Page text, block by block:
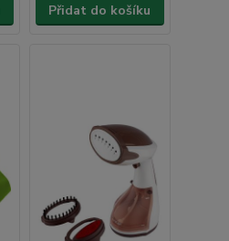
Přidat do košíku